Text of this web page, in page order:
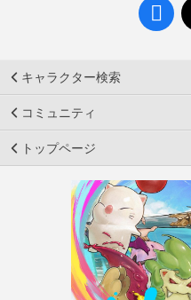
キャラクター検索
コミュニティ
トップページ